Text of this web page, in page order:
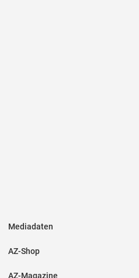
Mediadaten
AZ-Shop
AZ-Magazine